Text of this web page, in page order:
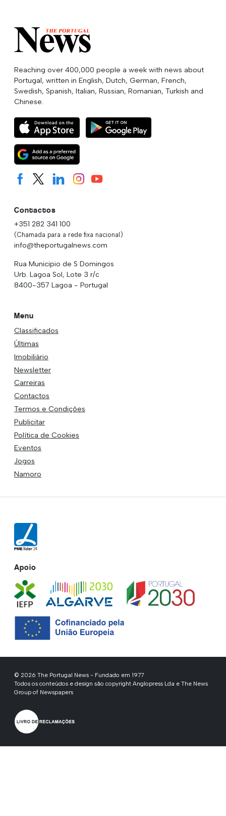
Reaching over 400,000 people a week with news about
Portugal, written in English, Dutch, German, French,
Swedish, Spanish, Italian, Russian, Romanian, Turkish and
Chinese.
Contactos
+351 282 341 100
(Chamada para a rede fixa nacional)
info@theportugalnews.com
Rua Municipio de S Domingos
Urb. Lagoa Sol, Lote 3 r/c
8400-357 Lagoa - Portugal
Menu
Classificados
Últimas
Imobiliário
Newsletter
Carreiras
Contactos
Termos e Condições
Publicitar
Política de Cookies
Eventos
Jogos
Namoro
Apoio
© 2026 The Portugal News - Fundado em 1977
Todos os conteúdos e design são copyright Anglopress Lda e The News
Group of Newspapers